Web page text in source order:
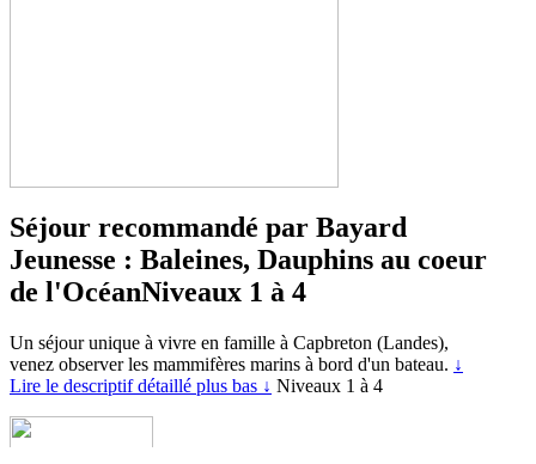
Séjour recommandé par Bayard
Jeunesse : Baleines, Dauphins au coeur
de l'OcéanNiveaux 1 à 4
Un séjour unique à vivre en famille à Capbreton (Landes),
venez observer les mammifères marins à bord d'un bateau. ↓
Lire le descriptif détaillé plus bas ↓ Niveaux 1 à 4